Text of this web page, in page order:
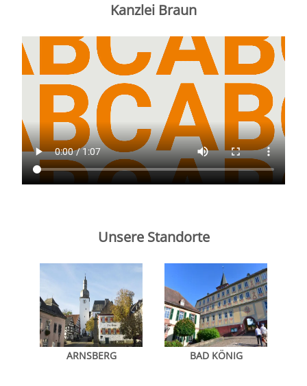
Kanzlei Braun
Unsere Standorte
ARNSBERG BAD KÖNIG